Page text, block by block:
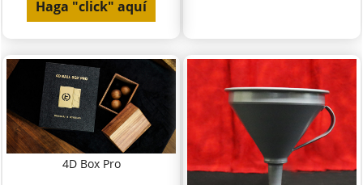
Haga "click" aquí
4D Box Pro